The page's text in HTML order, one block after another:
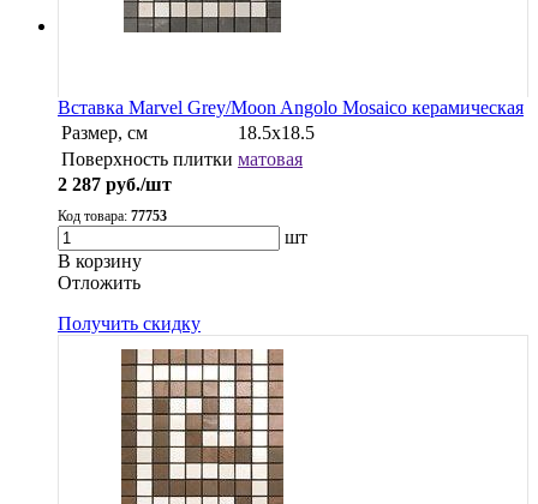
Вставка Marvel Grey/Moon Angolo Mosaico керамическая
Размер, см
18.5x18.5
Поверхность плитки матовая
2 287 руб./шт
Код товара: 77753
шт
В корзину
Oтложить
Получить скидку